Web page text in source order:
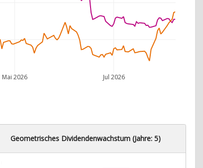
Mai 2026 Jul 2026
Geometrisches Dividendenwachstum (Jahre: 5)